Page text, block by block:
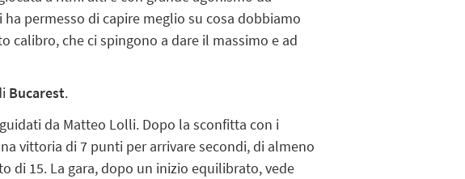
permesso di capire meglio su cosa dobbiamo
calibro, che ci spingono a dare il massimo e ad
Bucarest.
da Matteo Lolli. Dopo la sconfitta con i
vittoria di 7 punti per arrivare secondi, di almeno
di 15. La gara, dopo un inizio equilibrato, vede